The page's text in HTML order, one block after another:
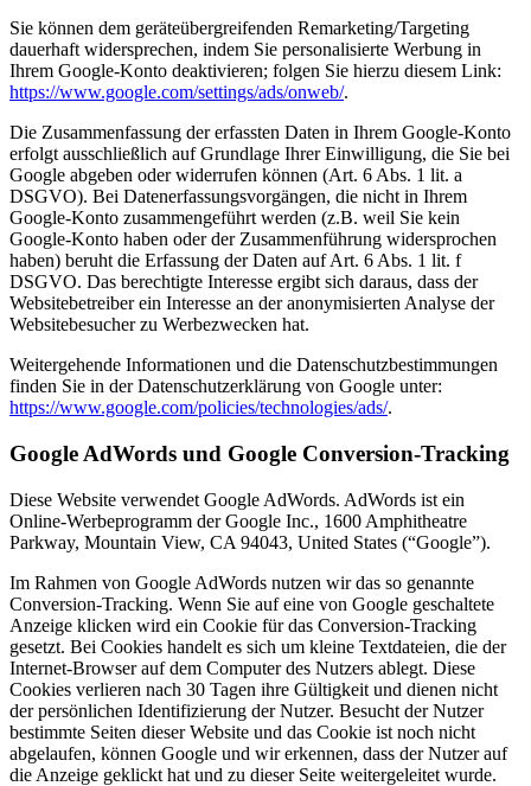
Sie können dem geräteübergreifenden Remarketing/Targeting
dauerhaft widersprechen, indem Sie personalisierte Werbung in
Ihrem Google-Konto deaktivieren; folgen Sie hierzu diesem Link:
https://www.google.com/settings/ads/onweb/.
Die Zusammenfassung der erfassten Daten in Ihrem Google-Konto
erfolgt ausschließlich auf Grundlage Ihrer Einwilligung, die Sie bei
Google abgeben oder widerrufen können (Art. 6 Abs. 1 lit. a
DSGVO). Bei Datenerfassungsvorgängen, die nicht in Ihrem
Google-Konto zusammengeführt werden (z.B. weil Sie kein
Google-Konto haben oder der Zusammenführung widersprochen
haben) beruht die Erfassung der Daten auf Art. 6 Abs. 1 lit. f
DSGVO. Das berechtigte Interesse ergibt sich daraus, dass der
Websitebetreiber ein Interesse an der anonymisierten Analyse der
Websitebesucher zu Werbezwecken hat.
Weitergehende Informationen und die Datenschutzbestimmungen
finden Sie in der Datenschutzerklärung von Google unter:
https://www.google.com/policies/technologies/ads/.
Google AdWords und Google Conversion-Tracking
Diese Website verwendet Google AdWords. AdWords ist ein
Online-Werbeprogramm der Google Inc., 1600 Amphitheatre
Parkway, Mountain View, CA 94043, United States (“Google”).
Im Rahmen von Google AdWords nutzen wir das so genannte
Conversion-Tracking. Wenn Sie auf eine von Google geschaltete
Anzeige klicken wird ein Cookie für das Conversion-Tracking
gesetzt. Bei Cookies handelt es sich um kleine Textdateien, die der
Internet-Browser auf dem Computer des Nutzers ablegt. Diese
Cookies verlieren nach 30 Tagen ihre Gültigkeit und dienen nicht
der persönlichen Identifizierung der Nutzer. Besucht der Nutzer
bestimmte Seiten dieser Website und das Cookie ist noch nicht
abgelaufen, können Google und wir erkennen, dass der Nutzer auf
die Anzeige geklickt hat und zu dieser Seite weitergeleitet wurde.